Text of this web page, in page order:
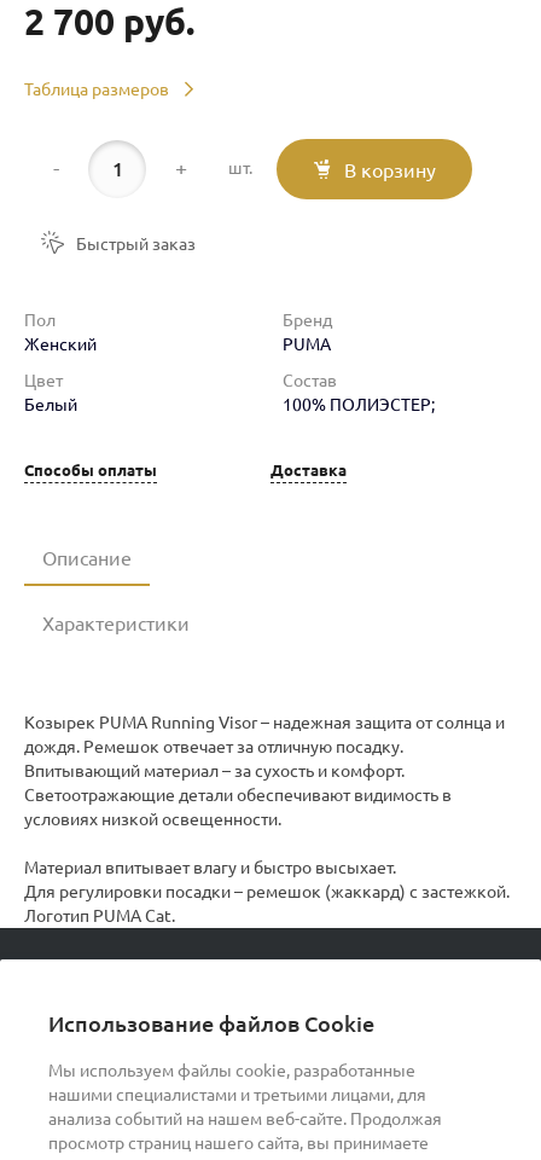
Использование файлов Cookie
Мы используем файлы cookie, разработанные
нашими специалистами и третьими лицами, для
анализа событий на нашем веб-сайте. Продолжая
просмотр страниц нашего сайта, вы принимаете
2 700 руб.
Таблица размеров
- + шт. В корзину
Быстрый заказ
Пол
Женский
Бренд
PUMA
Цвет
Белый
Состав
100% ПОЛИЭСТЕР;
Способы оплаты Доставка
Описание
Характеристики
Козырек PUMA Running Visor – надежная защита от солнца и
дождя. Ремешок отвечает за отличную посадку.
Впитывающий материал – за сухость и комфорт.
Светоотражающие детали обеспечивают видимость в
условиях низкой освещенности.
Материал впитывает влагу и быстро высыхает.
Для регулировки посадки – ремешок (жаккард) с застежкой.
Логотип PUMA Cat.
О компании